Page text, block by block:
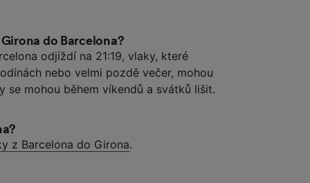
do Barcelona?
odjíždí na 21:19, vlaky, které
nebo velmi pozdě večer, mohou
se mohou během víkendů a svátků lišit.
z Barcelona do Girona.